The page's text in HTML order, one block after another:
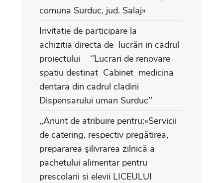
comuna Surduc, jud. Salaj»
Invitatie de participare la
achizitia directa de lucrări in cadrul
proiectului ‘’Lucrari de renovare
spatiu destinat Cabinet medicina
dentara din cadrul cladirii
Dispensarului uman Surduc’’
,,Anunt de atribuire pentru:«Servicii
de catering, respectiv pregătirea,
prepararea şilivrarea zilnică a
pachetului alimentar pentru
prescolarii si elevii LICEULUI